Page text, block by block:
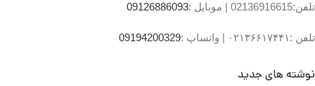
تلفن:02136916615 | موبایل :09126886093
تلفن :۰۲۱۳۶۶۱۷۴۴۱ | واتساپ :09194200329
نوشته های جدید